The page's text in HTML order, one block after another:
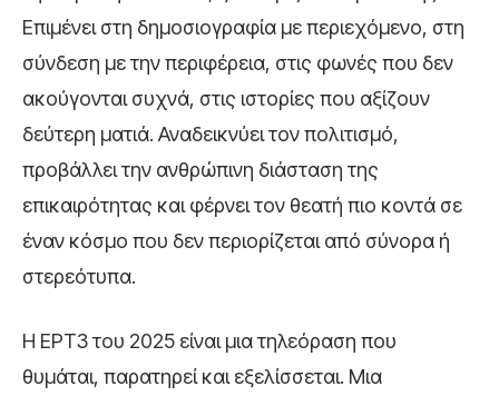
Επιμένει στη δημοσιογραφία με περιεχόμενο, στη
σύνδεση με την περιφέρεια, στις φωνές που δεν
ακούγονται συχνά, στις ιστορίες που αξίζουν
δεύτερη ματιά. Αναδεικνύει τον πολιτισμό,
προβάλλει την ανθρώπινη διάσταση της
επικαιρότητας και φέρνει τον θεατή πιο κοντά σε
έναν κόσμο που δεν περιορίζεται από σύνορα ή
στερεότυπα.
Η ΕΡΤ3 του 2025 είναι μια τηλεόραση που
θυμάται, παρατηρεί και εξελίσσεται. Μια